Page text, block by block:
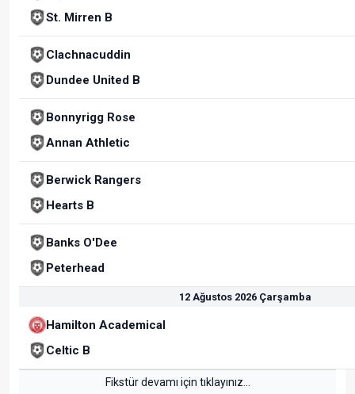
St. Mirren B
Clachnacuddin
Dundee United B
Bonnyrigg Rose
Annan Athletic
Berwick Rangers
Hearts B
Banks O'Dee
Peterhead
12 Ağustos 2026 Çarşamba
Hamilton Academical
Celtic B
Fikstür devamı için tıklayınız...